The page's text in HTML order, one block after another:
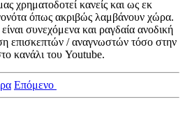
χρηματοδοτεί κανείς και ως εκ
όπως ακριβώς λαμβάνουν χώρα.
συνεχόμενα και ραγδαία ανοδική
επισκεπτών / αναγνωστών τόσο στην
κανάλι του Youtube.
Επόμενο